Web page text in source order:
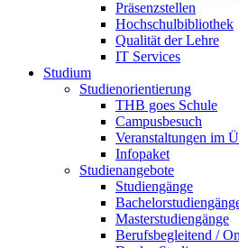
Präsenzstellen
Hochschulbibliothek
Qualität der Lehre
IT Services
Studium
Studienorientierung
THB goes Schule
Campusbesuch
Veranstaltungen im
Infopaket
Studienangebote
Studiengänge
Masterstudiengänge
Berufsbegleitend /